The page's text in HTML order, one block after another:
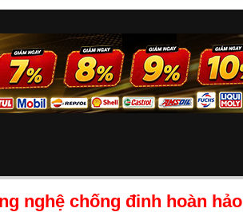
nghệ chống đinh hoàn hảo